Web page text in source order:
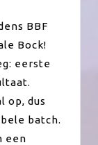
BBF
Bock!
eerste
op, dus
batch.
een